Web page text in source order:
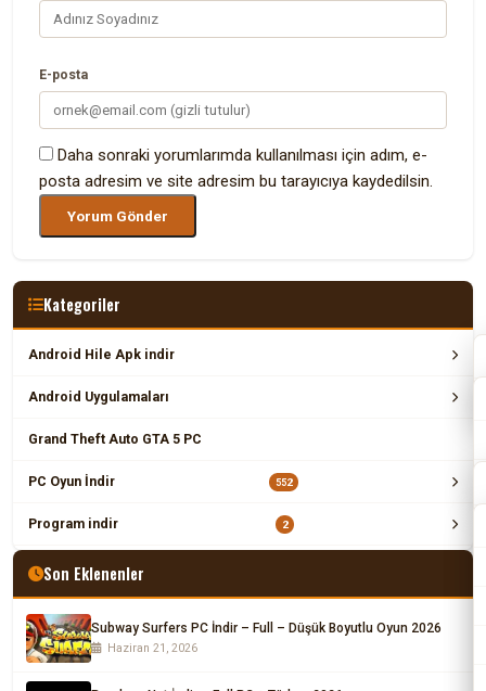
E-posta
Daha sonraki yorumlarımda kullanılması için adım, e-
posta adresim ve site adresim bu tarayıcıya kaydedilsin.
Kategoriler
Android Hile Apk indir
Android Uygulamaları
Grand Theft Auto GTA 5 PC
PC Oyun İndir 552
Program indir 2
Son Eklenenler
Subway Surfers PC İndir – Full – Düşük Boyutlu Oyun 2026
Haziran 21, 2026